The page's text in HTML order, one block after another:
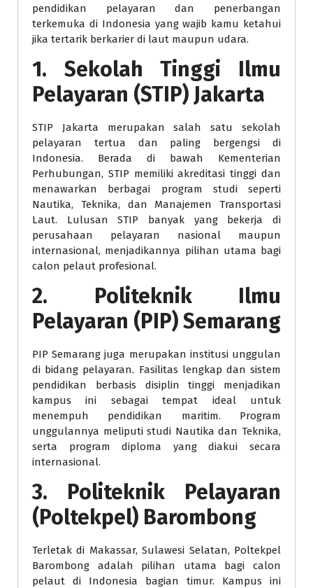
pendidikan pelayaran dan penerbangan
terkemuka di Indonesia yang wajib kamu ketahui
jika tertarik berkarier di laut maupun udara.
1. Sekolah Tinggi Ilmu
Pelayaran (STIP) Jakarta
STIP Jakarta merupakan salah satu sekolah
pelayaran tertua dan paling bergengsi di
Indonesia. Berada di bawah Kementerian
Perhubungan, STIP memiliki akreditasi tinggi dan
menawarkan berbagai program studi seperti
Nautika, Teknika, dan Manajemen Transportasi
Laut. Lulusan STIP banyak yang bekerja di
perusahaan pelayaran nasional maupun
internasional, menjadikannya pilihan utama bagi
calon pelaut profesional.
2. Politeknik Ilmu
Pelayaran (PIP) Semarang
PIP Semarang juga merupakan institusi unggulan
di bidang pelayaran. Fasilitas lengkap dan sistem
pendidikan berbasis disiplin tinggi menjadikan
kampus ini sebagai tempat ideal untuk
menempuh pendidikan maritim. Program
unggulannya meliputi studi Nautika dan Teknika,
serta program diploma yang diakui secara
internasional.
3. Politeknik Pelayaran
(Poltekpel) Barombong
Terletak di Makassar, Sulawesi Selatan, Poltekpel
Barombong adalah pilihan utama bagi calon
pelaut di Indonesia bagian timur. Kampus ini